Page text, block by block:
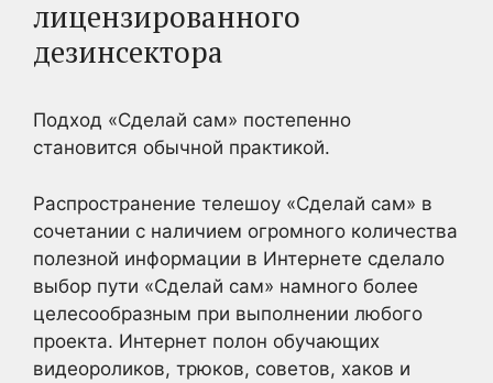
лицензированного
дезинсектора
Подход «Сделай сам» постепенно
становится обычной практикой.
Распространение телешоу «Сделай сам» в
сочетании с наличием огромного количества
полезной информации в Интернете сделало
выбор пути «Сделай сам» намного более
целесообразным при выполнении любого
проекта. Интернет полон обучающих
видеороликов, трюков, советов, хаков и